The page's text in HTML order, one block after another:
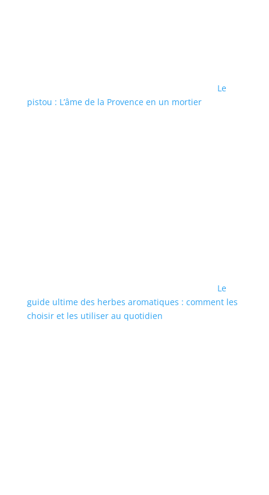
Le
pistou : L’âme de la Provence en un mortier
Le
guide ultime des herbes aromatiques : comment les
choisir et les utiliser au quotidien